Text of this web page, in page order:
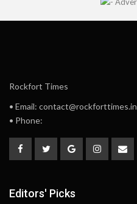
Rockfort Times
• Email: contact@rockforttimes.in
• Phone:
Editors' Picks